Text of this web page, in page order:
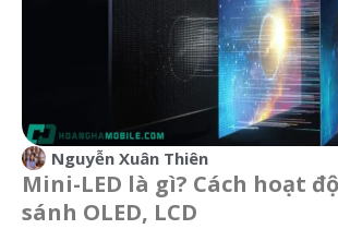
Nguyễn Xuân Thiên
Mini-LED là gì? Cách hoạt
sánh OLED, LCD